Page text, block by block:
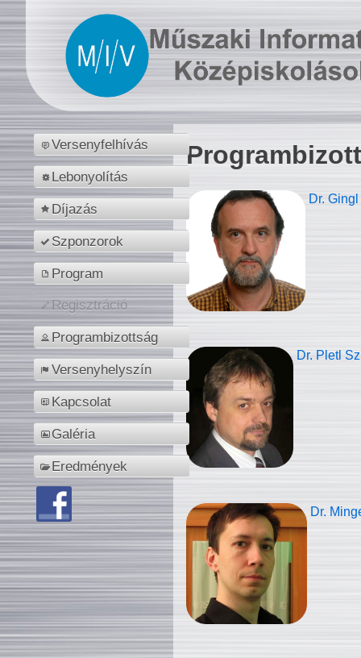
Versenyfelhívás
Lebonyolítás
Díjazás
Szponzorok
Program
Regisztráció
Programbizottság
Versenyhelyszín
Kapcsolat
Galéria
Eredmények
Dr.
Dr. Pletl
Dr.